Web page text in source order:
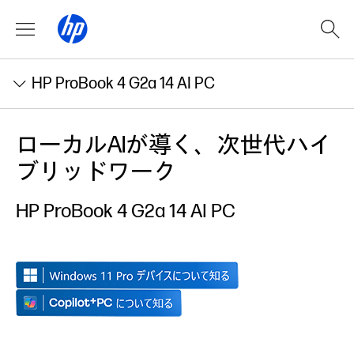
HP ProBook 4 G2a 14 AI PC
ローカルAIが導く、 次世代ハイ
ブリッドワーク
HP ProBook 4 G2a 14 AI PC